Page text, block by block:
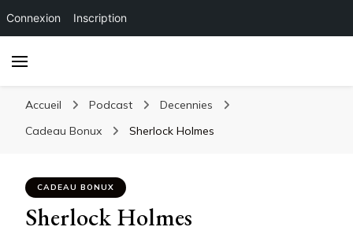
Connexion Inscription
Accueil Podcast
Decennies
Cadeau Bonux
Sherlock Holmes
CADEAU BONUX
Sherlock Holmes